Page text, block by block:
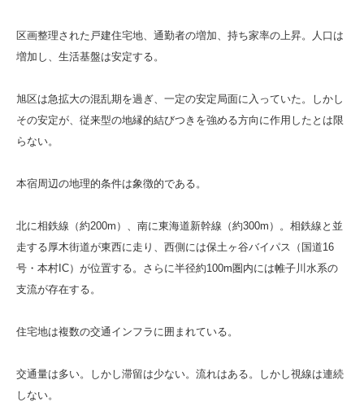
区画整理された戸建住宅地、通勤者の増加、持ち家率の上昇。人口は
増加し、生活基盤は安定する。
旭区は急拡大の混乱期を過ぎ、一定の安定局面に入っていた。しかし
その安定が、従来型の地縁的結びつきを強める方向に作用したとは限
らない。
本宿周辺の地理的条件は象徴的である。
北に相鉄線（約200m）、南に東海道新幹線（約300m）。相鉄線と並
走する厚木街道が東西に走り、西側には保土ヶ谷バイパス（国道16
号・本村IC）が位置する。さらに半径約100m圏内には帷子川水系の
支流が存在する。
住宅地は複数の交通インフラに囲まれている。
交通量は多い。しかし滞留は少ない。流れはある。しかし視線は連続
しない。